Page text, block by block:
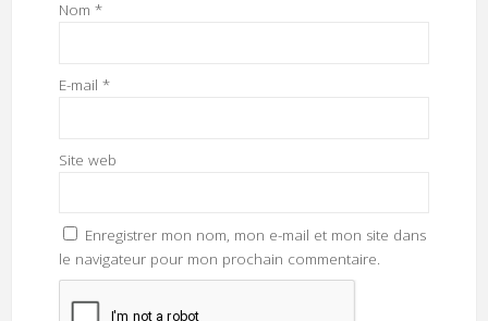
Nom *
E-mail *
Site web
Enregistrer mon nom, mon e-mail et mon site dans
le navigateur pour mon prochain commentaire.